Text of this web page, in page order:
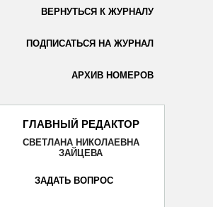
ВЕРНУТЬСЯ К ЖУРНАЛУ
ПОДПИСАТЬСЯ НА ЖУРНАЛ
АРХИВ НОМЕРОВ
ГЛАВНЫЙ РЕДАКТОР
СВЕТЛАНА НИКОЛАЕВНА
ЗАЙЦЕВА
ЗАДАТЬ ВОПРОС
ОТПРАВИТЬ